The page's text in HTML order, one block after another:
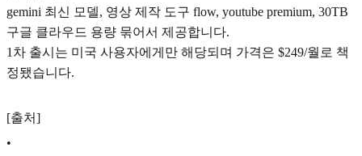
gemini 최신 모델, 영상 제작 도구 flow, youtube premium, 30TB
구글 클라우드 용량 묶어서 제공합니다.
1차 출시는 미국 사용자에게만 해당되며 가격은 $249/월로 책
정됐습니다.
[출처]
•